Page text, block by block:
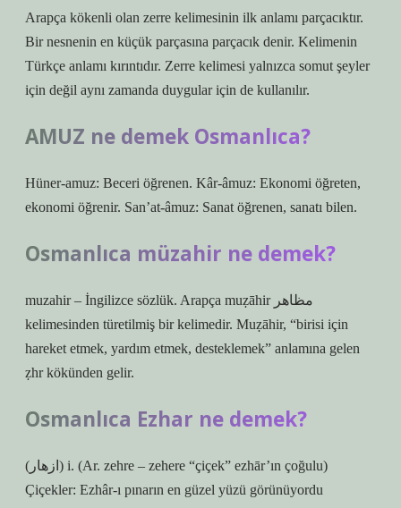
Arapça kökenli olan zerre kelimesinin ilk anlamı parçacıktır.
Bir nesnenin en küçük parçasına parçacık denir. Kelimenin
Türkçe anlamı kırıntıdır. Zerre kelimesi yalnızca somut şeyler
için değil aynı zamanda duygular için de kullanılır.
AMUZ ne demek Osmanlıca?
Hüner-amuz: Beceri öğrenen. Kâr-âmuz: Ekonomi öğreten,
ekonomi öğrenir. San’at-âmuz: Sanat öğrenen, sanatı bilen.
Osmanlıca müzahir ne demek?
muzahir – İngilizce sözlük. Arapça muẓāhir مظاهر
kelimesinden türetilmiş bir kelimedir. Muẓāhir, “birisi için
hareket etmek, yardım etmek, desteklemek” anlamına gelen
ẓhr kökünden gelir.
Osmanlıca Ezhar ne demek?
(ﺍﺯﻫﺎﺭ) i. (Ar. zehre – zehere “çiçek” ezhār’ın çoğulu)
Çiçekler: Ezhâr-ı pınarın en güzel yüzü görünüyordu